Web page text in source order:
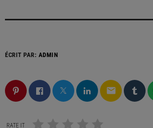
ÉCRIT PAR: ADMIN
email
RATE IT